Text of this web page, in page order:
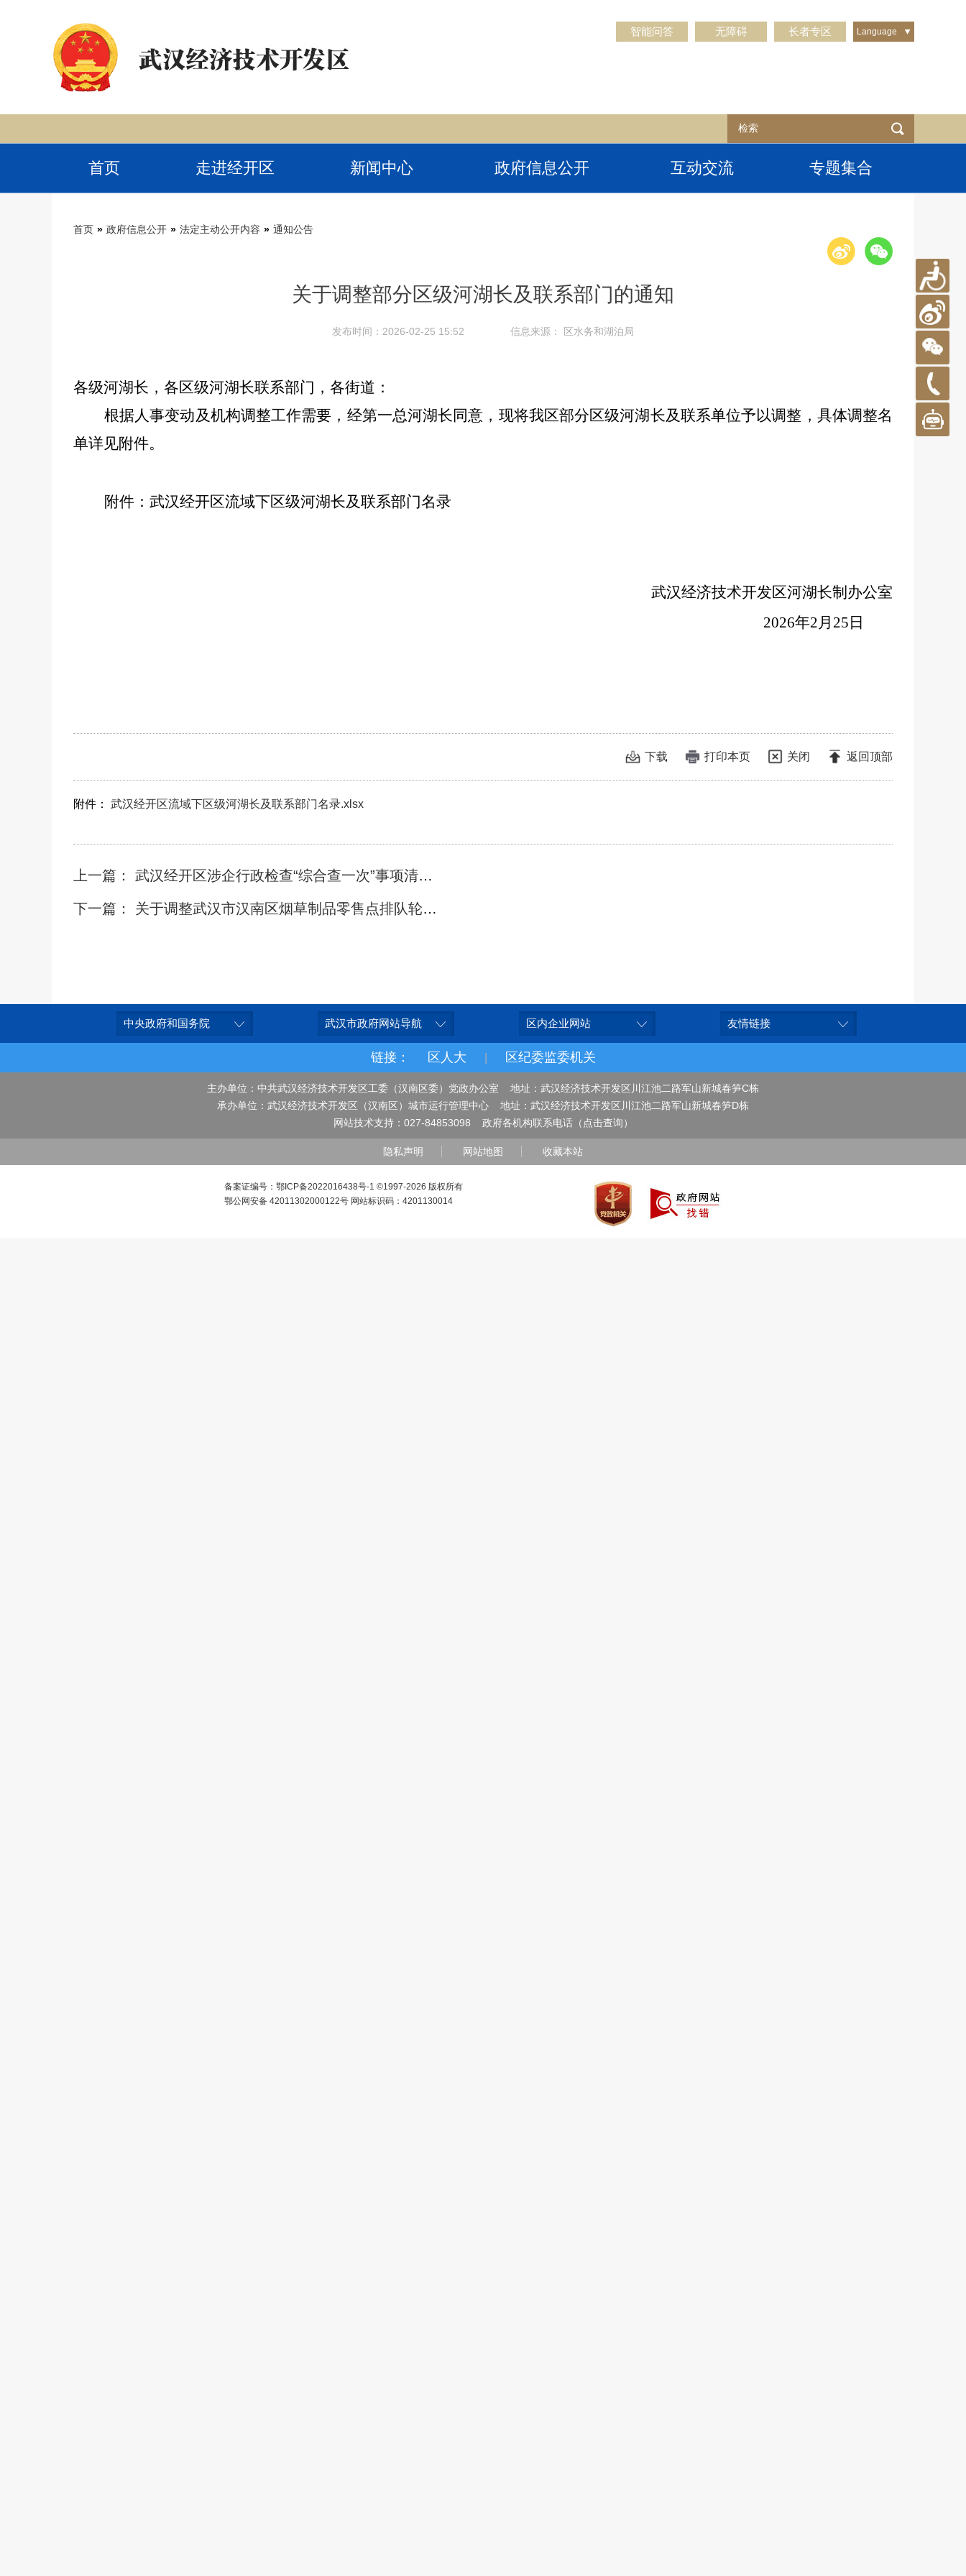
智能问答 无障碍 长者专区 Language
首页 走进经开区 新闻中心 政府信息公开 互动交流 专题集合
首页 » 政府信息公开 » 法定主动公开内容 » 通知公告
关于调整部分区级河湖长及联系部门的通知
发布时间：2026-02-25 15:52 信息来源： 区水务和湖泊局
各级河湖长，各区级河湖长联系部门，各街道：
根据人事变动及机构调整工作需要，经第一总河湖长同意，现将我区部分区级河湖长及联系单位予以调整 ， 具体调整名
单详见附件。
附件：武汉经开区流域下区级河湖长及联系部门名录
武汉经济技术开发区河湖长制 办公室
2026年2月 25 日
下载 打印本页 关闭 返回顶部
附件： 武汉经开区流域下区级河湖长及联系部门名录.xlsx
上一篇： 武汉经开区涉企行政检查“综合查一次”事项清单（第一批）
下一篇： 关于调整武汉市汉南区烟草制品零售点排队轮候办法的公告
中央政府和国务院 武汉市政府网站导航 区内企业网站 友情链接
链接： 区人大 区纪委监委机关
主办单位：中共武汉经济技术开发区工委（汉南区委）党政办公室 地址：武汉经济技术开发区川江池二路军山新城春笋C栋
承办单位：武汉经济技术开发区（汉南区）城市运行管理中心 地址：武汉经济技术开发区川江池二路军山新城春笋D栋
网站技术支持：027-84853098 政府各机构联系电话（点击查询）
隐私声明 网站地图 收藏本站
备案证编号：鄂ICP备2022016438号-1 ©1997-2026 版权所有
鄂公网安备 42011302000122号 网站标识码：4201130014